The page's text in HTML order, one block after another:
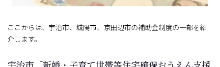
ここからは、宇治市、城陽市、京田辺市の補助金制度の一部を紹
介します。